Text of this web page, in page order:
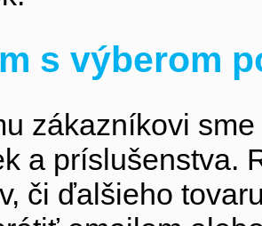
s výberom
zákazníkovi
a príslušenstva.
či ďalšieho